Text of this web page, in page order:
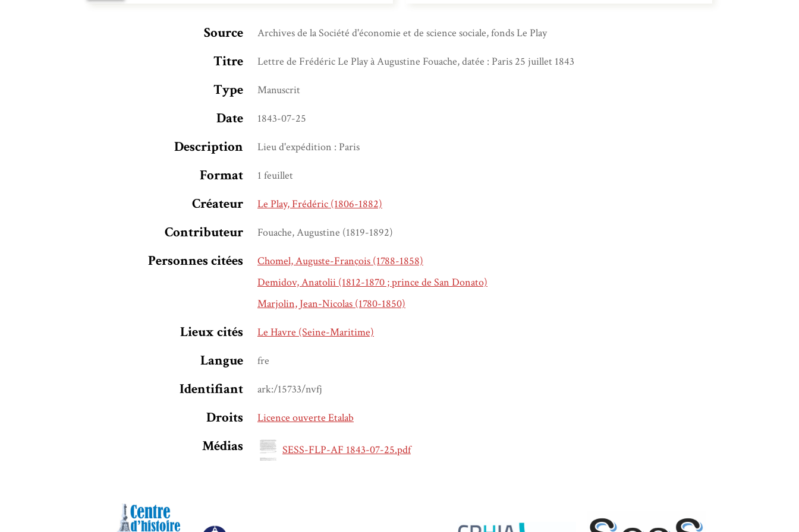
Source Archives de la Société d'économie et de science sociale, fonds Le Play
Titre Lettre de Frédéric Le Play à Augustine Fouache, datée : Paris 25 juillet 1843
Type Manuscrit
Date 1843-07-25
Description Lieu d'expédition : Paris
Format 1 feuillet
Créateur Le Play, Frédéric (1806-1882)
Contributeur Fouache, Augustine (1819-1892)
Personnes citées
Chomel, Auguste-François (1788-1858)
Demidov, Anatolii (1812-1870 ; prince de San Donato)
Marjolin, Jean-Nicolas (1780-1850)
Lieux cités Le Havre (Seine-Maritime)
Langue fre
Identifiant ark:/15733/nvfj
Droits Licence ouverte Etalab
Médias SESS-FLP-AF 1843-07-25.pdf